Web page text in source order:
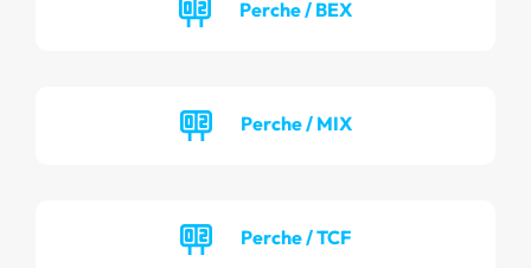
Perche / BEX
Perche / MIX
Perche / TCF